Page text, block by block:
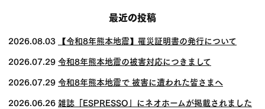
ゲー
ショ
ン
最近の投稿
2026.08.03 【令和8年熊本地震】罹災証明書の発行について
2026.07.29令和8年熊本地震の被害対応につきまして
2026.07.29令和8年熊本地震で 被害に遭われた皆さまへ
2026.06.26雑誌「ESPRESSO」にネオホームが掲載されました